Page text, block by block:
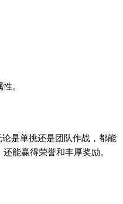
。
是单挑还是团队作战，都能
能赢得荣誉和丰厚奖励。